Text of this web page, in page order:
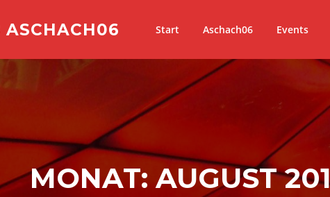
ASCHACH06 Start Aschach06 Events
MONAT:AUGUST